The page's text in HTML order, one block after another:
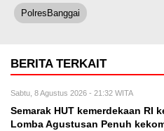
PolresBanggai
BERITA TERKAIT
Sabtu, 8 Agustus 2026 - 21:32 WITA
Semarak HUT kemerdekaan RI
Lomba Agustusan Penuh